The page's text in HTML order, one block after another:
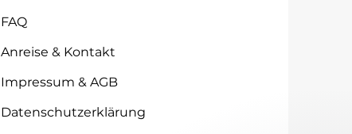
FAQ
Anreise & Kontakt
Impressum & AGB
Datenschutzerklärung